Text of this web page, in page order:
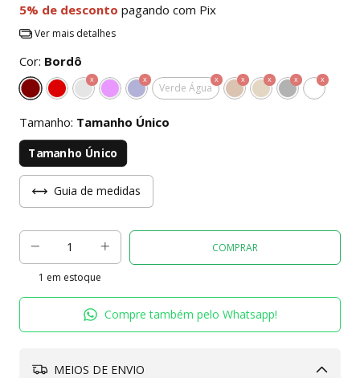
5% de desconto pagando com Pix
Ver mais detalhes
Cor: Bordô
Verde Água
Tamanho: Tamanho Único
Tamanho Único
Guia de medidas
1 em estoque
Compre também pelo Whatsapp!
MEIOS DE ENVIO